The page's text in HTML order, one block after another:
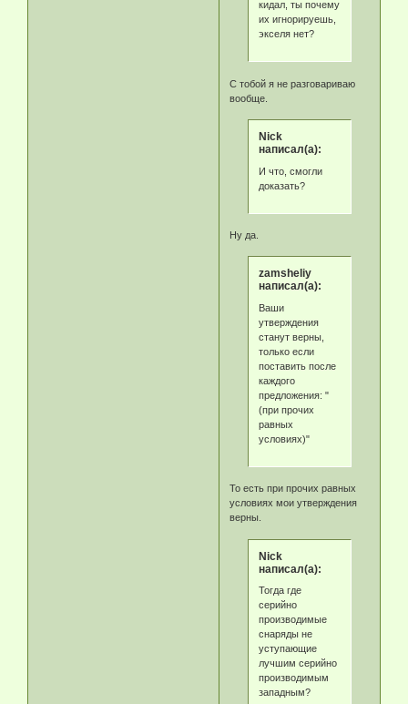
кидал, ты почему
их игнорируешь,
экселя нет?
С тобой я не разговариваю
вообще.
Nick
написал(а):
И что, смогли
доказать?
Ну да.
zamsheliy
написал(а):
Ваши
утверждения
станут верны,
только если
поставить после
каждого
предложения: "
(при прочих
равных
условиях)"
То есть при прочих равных
условиях мои утверждения
верны.
Nick
написал(а):
Тогда где
серийно
производимые
снаряды не
уступающие
лучшим серийно
производимым
западным?